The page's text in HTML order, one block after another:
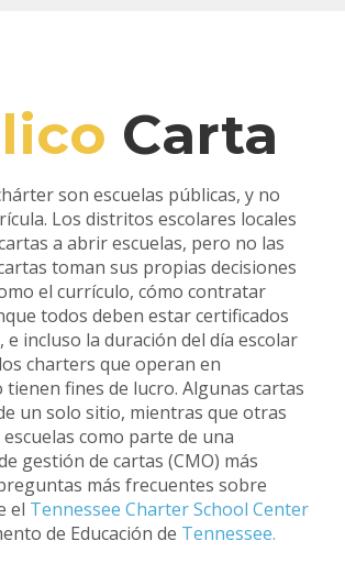
Carta
son escuelas públicas, y no
Los distritos escolares locales
a abrir escuelas, pero no las
toman sus propias decisiones
el currículo, cómo contratar
todos deben estar certificados
e incluso la duración del día escolar
charters que operan en
tienen fines de lucro. Algunas cartas
un solo sitio, mientras que otras
como parte de una
gestión de cartas (CMO) más
más frecuentes sobre
el Tennessee Charter School Center
de Educación de Tennessee.